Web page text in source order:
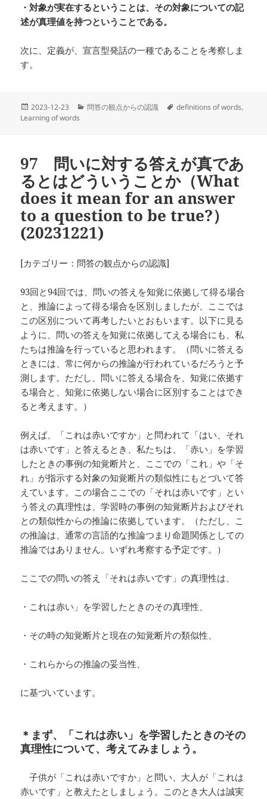
・対象が実在するということは、その対象についての記
述が真理値を持つということである。
次に、定義が、宣言型発話の一種であることを考察しま
す。
投
稿
2023-12-23
カ
問答の観点からの認識
タ
definitions of words,
Learning of words
97 問いに対する答えが真であ
るとはどういうことか（What
does it mean for an answer
to a question to be true?）
(20231221)
[カテゴリー：問答の観点からの認識]
93回と94回では、問いの答えを知覚に依拠して得る場合
と、推論によって得る場合を区別しましたが、ここでは
この区別について再考したいとおもいます。以下に見る
ように、問いの答えを知覚に依拠してえる場合にも、私
たちは推論を行っていると思われます。（問いに答える
ときには、常に何からの推論が行われているだろうと予
測します。ただし、問いに答える場合を、知覚に依拠す
る場合と、知覚に依拠しない場合に区別することはでき
ると考えます。）
例えば、「これは赤いですか」と問われて「はい、それ
は赤いです」と答えるとき、私たちは、「赤い」を学習
したときの事例の知覚断片と、ここでの「これ」や「そ
れ」が指示する対象の知覚断片の類似性にもとづいて答
えています。この場合ここでの「それは赤いです」とい
う答えの真理性は、学習時の事例の知覚断片およびそれ
との類似性からの推論に依拠しています。（ただし、こ
の推論は、通常の言語的な推論つまり命題関係としての
推論ではありません。いずれ考察する予定です。）
ここでの問いの答え「それは赤いです」の真理性は、
・これは赤い」を学習したときのその真理性、
・その時の知覚断片と現在の知覚断片の類似性、
・これらからの推論の妥当性、
に基づいています。
＊まず、「これは赤い」を学習したときのその
真理性について、考えてみましょう。
子供が「これは赤いですか」と問い、大人が「これは
赤いです」と教えたとしましょう。このとき大人は誠実